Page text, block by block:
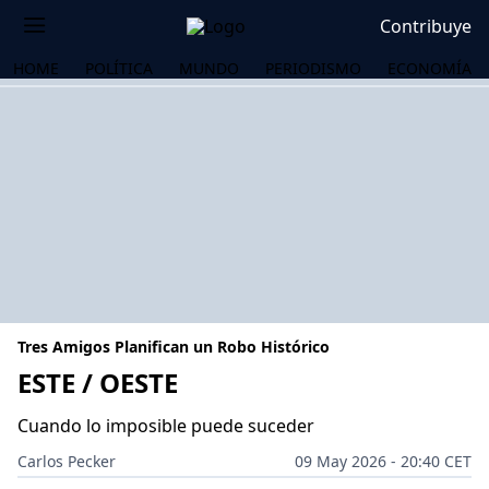
Contribuye
HOME POLÍTICA MUNDO PERIODISMO ECONOMÍA
Tres Amigos Planifican un Robo Histórico
ESTE / OESTE
Cuando lo imposible puede suceder
Carlos Pecker
09 May 2026 - 20:40 CET